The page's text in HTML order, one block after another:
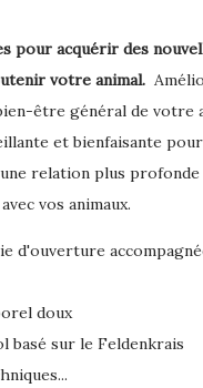
pour acquérir des
votre animal.
être général de votre
et bienfaisante
relation plus profonde
vos animaux.
d'ouverture
doux
basé sur le Feldenkrais